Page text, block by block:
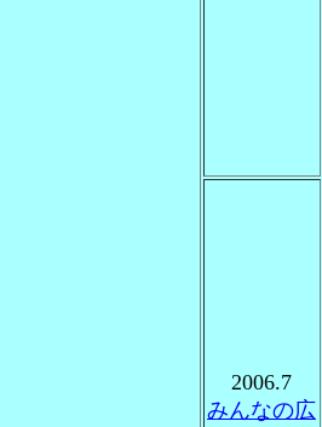
2006.7
みんなの広